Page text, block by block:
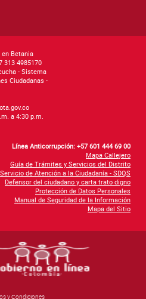
en Betania
313 4985170
- Sistema
Ciudadanas -
a 4:30 p.m.
Línea Anticorrupción: +57 601 444 69 00
Mapa Callejero
Guía de Trámites y Servicios del Distrito
Servicio de Atención a la Ciudadanía - SDQS
Defensor del ciudadano y carta trato digno
Protección de Datos Personales
Manual de Seguridad de la Información
Mapa del Sitio
y Condiciones